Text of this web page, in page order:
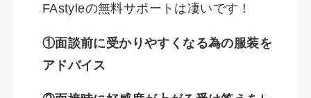
FAstyleの無料サポートは凄いです！
①面談前に受かりやすくなる為の服装を
アドバイス